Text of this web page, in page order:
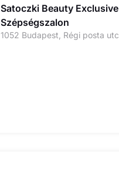
Satoczki Beauty Exclusive
Szépségszalon